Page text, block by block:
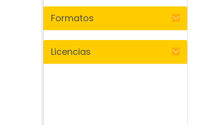
Formatos
Licencias